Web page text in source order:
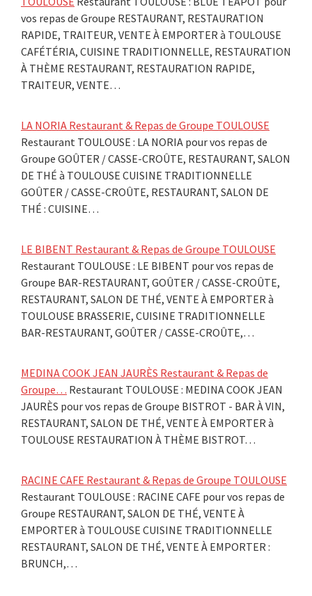
vos repas de Groupe RESTAURANT, RESTAURATION
RAPIDE, TRAITEUR, VENTE À EMPORTER à TOULOUSE
CAFÉTÉRIA, CUISINE TRADITIONNELLE, RESTAURATION
À THÈME RESTAURANT, RESTAURATION RAPIDE,
TRAITEUR, VENTE…
LA NORIA Restaurant & Repas de Groupe TOULOUSE
Restaurant TOULOUSE : LA NORIA pour vos repas de
Groupe GOÛTER / CASSE-CROÛTE, RESTAURANT, SALON
DE THÉ à TOULOUSE CUISINE TRADITIONNELLE
GOÛTER / CASSE-CROÛTE, RESTAURANT, SALON DE
THÉ : CUISINE…
LE BIBENT Restaurant & Repas de Groupe TOULOUSE
Restaurant TOULOUSE : LE BIBENT pour vos repas de
Groupe BAR-RESTAURANT, GOÛTER / CASSE-CROÛTE,
RESTAURANT, SALON DE THÉ, VENTE À EMPORTER à
TOULOUSE BRASSERIE, CUISINE TRADITIONNELLE
BAR-RESTAURANT, GOÛTER / CASSE-CROÛTE,…
MEDINA COOK JEAN JAURÈS Restaurant & Repas de
Groupe… Restaurant TOULOUSE : MEDINA COOK JEAN
JAURÈS pour vos repas de Groupe BISTROT - BAR À VIN,
RESTAURANT, SALON DE THÉ, VENTE À EMPORTER à
TOULOUSE RESTAURATION À THÈME BISTROT…
RACINE CAFE Restaurant & Repas de Groupe TOULOUSE
Restaurant TOULOUSE : RACINE CAFE pour vos repas de
Groupe RESTAURANT, SALON DE THÉ, VENTE À
EMPORTER à TOULOUSE CUISINE TRADITIONNELLE
RESTAURANT, SALON DE THÉ, VENTE À EMPORTER :
BRUNCH,…